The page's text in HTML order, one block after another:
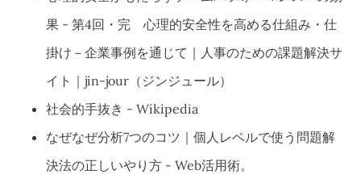
果 - 第4回・完 心理的安全性を高める仕組み・仕
掛け－企業事例を通じて｜人事のための課題解決サ
イト｜jin-jour（ジンジュール）
社会的手抜き - Wikipedia
なぜなぜ分析7つのコツ｜個人レベルで使う問題解
決法の正しいやり方 - Web活用術。